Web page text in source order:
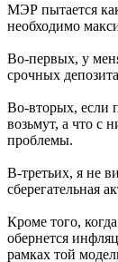
МЭР пытается
необходимо
Во-первых, у
срочных
Во-вторых, если
возьмут, а что с
проблемы.
В-третьих, я не
сберегательная
Кроме того,
обернется
рамках той